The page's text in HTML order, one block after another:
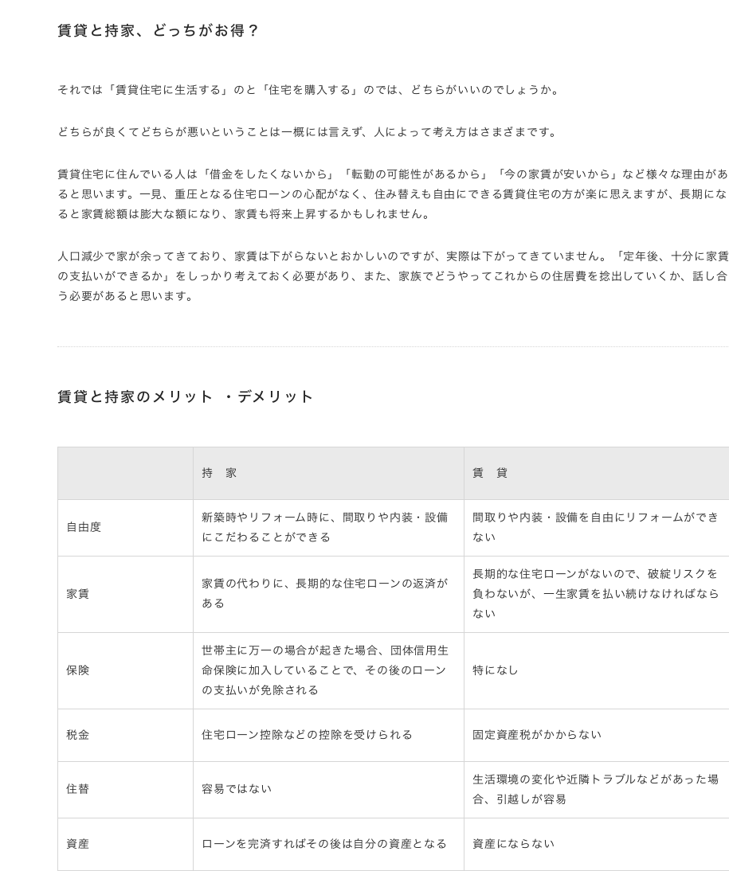
賃貸と持家、どっちがお得？
それでは「賃貸住宅に生活する」のと「住宅を購入する」のでは、どちらがいいのでしょうか。
どちらが良くてどちらが悪いということは一概には言えず、人によって考え方はさまざまです。
賃貸住宅に住んでいる人は「借金をしたくないから」「転勤の可能性があるから」「今の家賃が安いから」など様々な理由があ
ると思います。一見、重圧となる住宅ローンの心配がなく、住み替えも自由にできる賃貸住宅の方が楽に思えますが、長期にな
ると家賃総額は膨大な額になり、家賃も将来上昇するかもしれません。
人口減少で家が余ってきており、家賃は下がらないとおかしいのですが、実際は下がってきていません。「定年後、十分に家賃
の支払いができるか」をしっかり考えておく必要があり、また、家族でどうやってこれからの住居費を捻出していくか、話し合
う必要があると思います。
賃貸と持家のメリット ・デメリット
持 家 賃 貸
自由度
新築時やリフォーム時に、間取りや内装・設備
にこだわることができる
間取りや内装・設備を自由にリフォームができ
ない
家賃
家賃の代わりに、長期的な住宅ローンの返済が
ある
長期的な住宅ローンがないので、破綻リスクを
負わないが、一生家賃を払い続けなければなら
ない
保険
世帯主に万一の場合が起きた場合、団体信用生
命保険に加入していることで、その後のローン
の支払いが免除される
特になし
税金 住宅ローン控除などの控除を受けられる 固定資産税がかからない
住替 容易ではない
生活環境の変化や近隣トラブルなどがあった場
合、引越しが容易
資産 ローンを完済すればその後は自分の資産となる 資産にならない